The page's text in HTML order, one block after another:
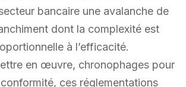
bancaire une avalanche de
dont la complexité est
à l’efficacité.
en œuvre, chronophages pour
ces réglementations